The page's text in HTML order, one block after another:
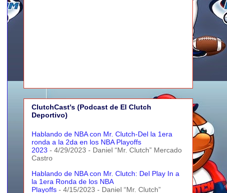
ClutchCast's (Podcast de El Clutch
Deportivo)
Hablando de NBA con Mr. Clutch-Del la 1era
ronda a la 2da en los NBA Playoffs
2023 - 4/29/2023 - Daniel “Mr. Clutch” Mercado
Castro
Hablando de NBA con Mr. Clutch: Del Play In a
la 1era Ronda de los NBA
Playoffs - 4/15/2023 - Daniel “Mr. Clutch”